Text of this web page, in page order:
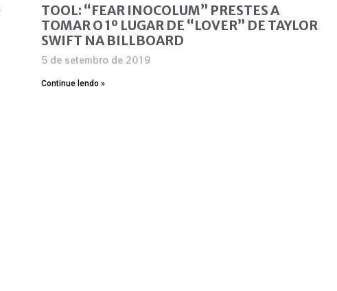
TOOL: “FEAR INOCOLUM” PRESTES A
TOMAR O 1º LUGAR DE “LOVER” DE TAYLOR
SWIFT NA BILLBOARD
5 de setembro de 2019
Continue lendo »